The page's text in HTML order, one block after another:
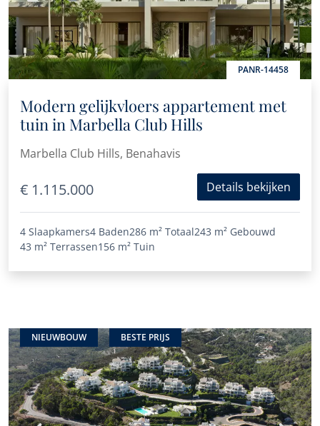
PANR-14458
Modern gelijkvloers appartement met
tuin in Marbella Club Hills
Marbella Club Hills, Benahavis
€ 1.115.000 Details bekijken
4 Slaapkamers4 Baden286 m² Totaal243 m² Gebouwd
43 m² Terrassen156 m² Tuin
NIEUWBOUW BESTE PRIJS